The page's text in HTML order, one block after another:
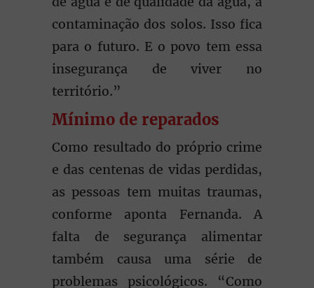
contaminação dos solos. Isso fica
para o futuro. E o povo tem essa
insegurança de viver no
território.”
Mínimo de reparados
Como resultado do próprio crime
e das centenas de vidas perdidas,
as pessoas tem muitas traumas,
conforme aponta Fernanda. A
falta de segurança alimentar
também causa uma série de
problemas psicológicos. “Como